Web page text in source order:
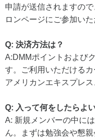
申請が送信されますの
ロンページにご参加いた
Q: 決済方法は？
A:DMMポイントおよび
す。ご利用いただける
アメリカンエキスプレ
Q: 入って何をしたらよ
A: 新規メンバーの中に
ん。まずは勉強会や懇